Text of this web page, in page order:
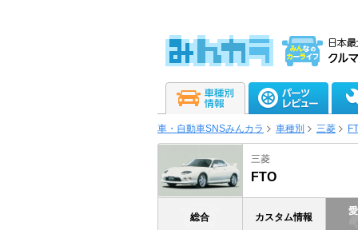
車・自動車SNSみんカラ 車種別 三菱
三菱
FTO
総合 カスタム情報